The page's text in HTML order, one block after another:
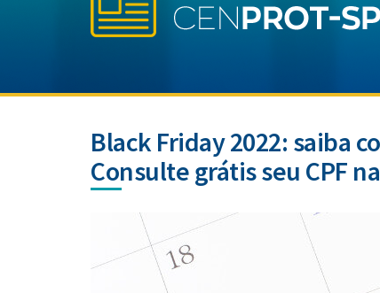
Black Friday 2022: saiba
Consulte grátis seu CPF